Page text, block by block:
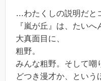
…わたくしの説明だと
『嵐が丘』は、たいへ
大真面目に、
粗野。
みんな粗野。そして嘲
どつき漫才か、という